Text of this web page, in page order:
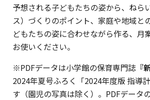
予想される子どもたちの姿から、ねら
ス）づくりのポイント、家庭や地域と
どもたちの姿に合わせながら作る、月
お使いください。
※PDFデータは小学館の保育専門誌 『
2024年夏号ふろく「2024年度版 指導
す（園児の写真は除く）。PDFデータ